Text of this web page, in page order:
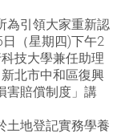
為引領大家重新認
（星期四)下午2
技大學兼任助理
北市中和區復興
害賠償制度」講
土地登記實務學養